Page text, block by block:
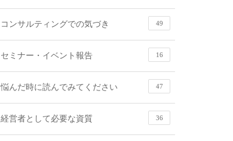
コンサルティングでの気づき 49
セミナー・イベント報告 16
悩んだ時に読んでみてください 47
経営者として必要な資質 36